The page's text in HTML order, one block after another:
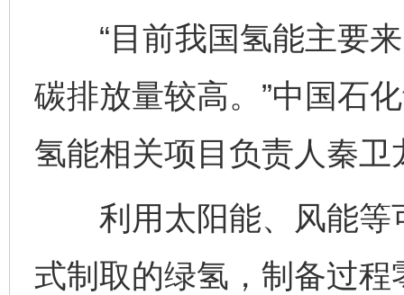
“目前我国氢能主要来
碳排放量较高。”中国石
氢能相关项目负责人秦卫
利用太阳能、风能等
式制取的绿氢，制备过